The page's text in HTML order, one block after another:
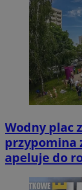
Wodny plac
przypomina
apeluje do